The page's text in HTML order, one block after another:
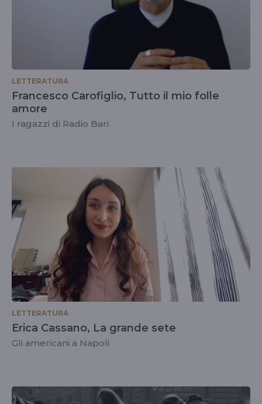
LETTERATURA
Francesco Carofiglio, Tutto il mio folle
amore
I ragazzi di Radio Bari
LETTERATURA
Erica Cassano, La grande sete
Gli americani a Napoli